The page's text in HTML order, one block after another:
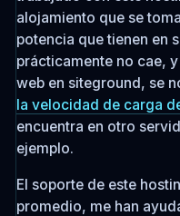
alojamiento que se
potencia que tienen en
prácticamente no cae,
web en siteground, se
la velocidad de carga
encuentra en otro
ejemplo.
El soporte de este
promedio, me han